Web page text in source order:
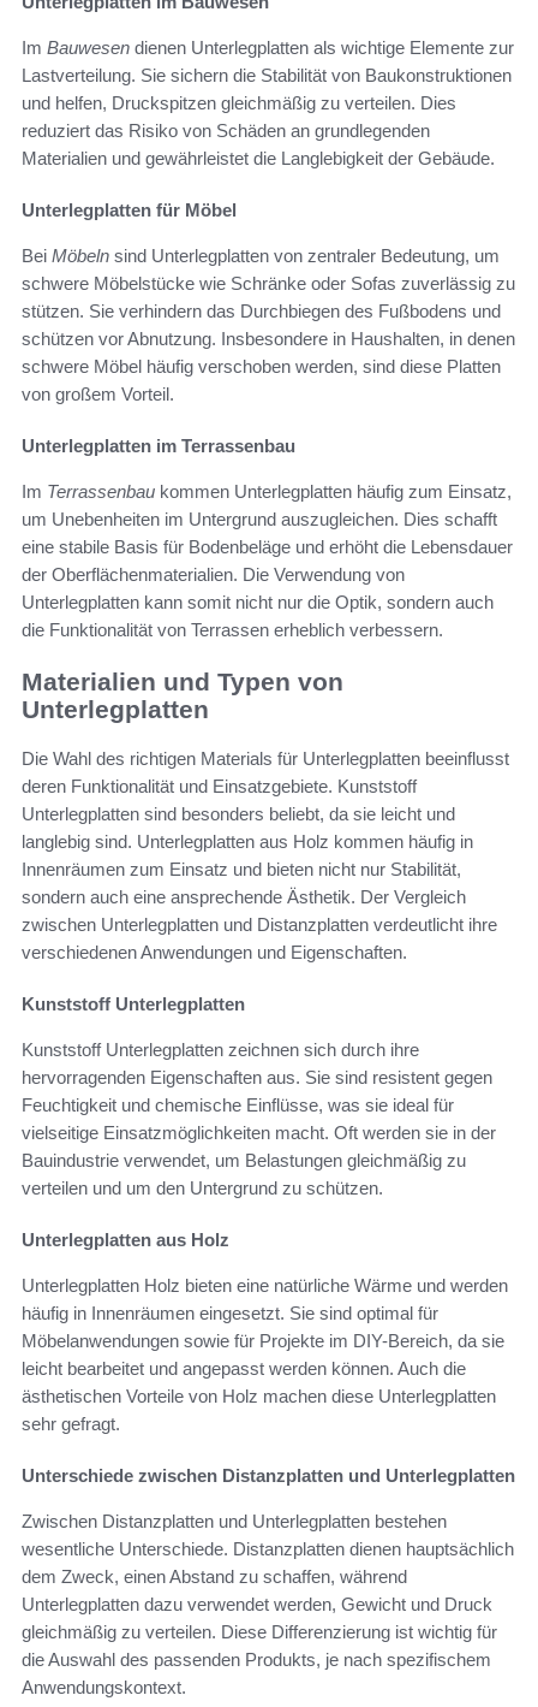
Im Bauwesen dienen Unterlegplatten als wichtige Elemente zur
Lastverteilung. Sie sichern die Stabilität von Baukonstruktionen
und helfen, Druckspitzen gleichmäßig zu verteilen. Dies
reduziert das Risiko von Schäden an grundlegenden
Materialien und gewährleistet die Langlebigkeit der Gebäude.
Unterlegplatten für Möbel
Bei Möbeln sind Unterlegplatten von zentraler Bedeutung, um
schwere Möbelstücke wie Schränke oder Sofas zuverlässig zu
stützen. Sie verhindern das Durchbiegen des Fußbodens und
schützen vor Abnutzung. Insbesondere in Haushalten, in denen
schwere Möbel häufig verschoben werden, sind diese Platten
von großem Vorteil.
Unterlegplatten im Terrassenbau
Im Terrassenbau kommen Unterlegplatten häufig zum Einsatz,
um Unebenheiten im Untergrund auszugleichen. Dies schafft
eine stabile Basis für Bodenbeläge und erhöht die Lebensdauer
der Oberflächenmaterialien. Die Verwendung von
Unterlegplatten kann somit nicht nur die Optik, sondern auch
die Funktionalität von Terrassen erheblich verbessern.
Materialien und Typen von
Unterlegplatten
Die Wahl des richtigen Materials für Unterlegplatten beeinflusst
deren Funktionalität und Einsatzgebiete. Kunststoff
Unterlegplatten sind besonders beliebt, da sie leicht und
langlebig sind. Unterlegplatten aus Holz kommen häufig in
Innenräumen zum Einsatz und bieten nicht nur Stabilität,
sondern auch eine ansprechende Ästhetik. Der Vergleich
zwischen Unterlegplatten und Distanzplatten verdeutlicht ihre
verschiedenen Anwendungen und Eigenschaften.
Kunststoff Unterlegplatten
Kunststoff Unterlegplatten zeichnen sich durch ihre
hervorragenden Eigenschaften aus. Sie sind resistent gegen
Feuchtigkeit und chemische Einflüsse, was sie ideal für
vielseitige Einsatzmöglichkeiten macht. Oft werden sie in der
Bauindustrie verwendet, um Belastungen gleichmäßig zu
verteilen und um den Untergrund zu schützen.
Unterlegplatten aus Holz
Unterlegplatten Holz bieten eine natürliche Wärme und werden
häufig in Innenräumen eingesetzt. Sie sind optimal für
Möbelanwendungen sowie für Projekte im DIY-Bereich, da sie
leicht bearbeitet und angepasst werden können. Auch die
ästhetischen Vorteile von Holz machen diese Unterlegplatten
sehr gefragt.
Unterschiede zwischen Distanzplatten und Unterlegplatten
Zwischen Distanzplatten und Unterlegplatten bestehen
wesentliche Unterschiede. Distanzplatten dienen hauptsächlich
dem Zweck, einen Abstand zu schaffen, während
Unterlegplatten dazu verwendet werden, Gewicht und Druck
gleichmäßig zu verteilen. Diese Differenzierung ist wichtig für
die Auswahl des passenden Produkts, je nach spezifischem
Anwendungskontext.